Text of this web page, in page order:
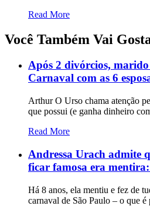
Read More
Você Também Vai
Após 2 divórcios,
Carnaval com as 6
Arthur O Urso chama atenção
que possui (e ganha dinheiro
Read More
Andressa Urach admite
ficar famosa era mentira:
Há 8 anos, ela mentiu e fez de
carnaval de São Paulo – o que